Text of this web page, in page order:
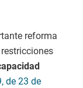
reforma
de 23 de